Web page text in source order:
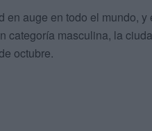
auge en todo el mundo, y
categoría masculina, la
octubre.